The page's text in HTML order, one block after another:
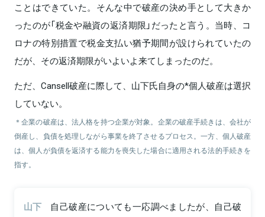
ことはできていた。そんな中で破産の決め手として大きか
ったのが「税金や融資の返済期限」だったと言う。当時、コ
ロナの特別措置で税金支払い猶予期間が設けられていたの
だが、その返済期限がいよいよ来てしまったのだ。
ただ、Cansell破産に際して、山下氏自身の*個人破産は選択
していない。
＊企業の破産は、法人格を持つ企業が対象。企業の破産手続きは、会社が
倒産し、負債を処理しながら事業を終了させるプロセス。一方、個人破産
は、個人が負債を返済する能力を喪失した場合に適用される法的手続きを
指す。
山下
自己破産についても一応調べましたが、自己破